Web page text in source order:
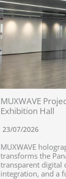
MUXWAVE
Exhibition Hall
23/07/2026
MUXWAVE
transforms the
transparent digital
integration, and a